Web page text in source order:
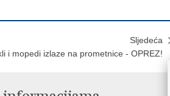
Sljedeća
i mopedi izlaze na prometnice - OPREZ!